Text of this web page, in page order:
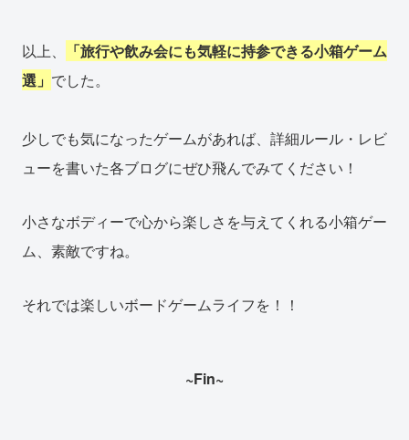
以上、
「旅行や飲み会にも気軽に持参できる小箱ゲーム
選」 でした。
少しでも気になったゲームがあれば、詳細ルール・レビ
ューを書いた各ブログにぜひ飛んでみてください！
小さなボディーで心から楽しさを与えてくれる小箱ゲー
ム、素敵ですね。
それでは楽しいボードゲームライフを！！
~Fin~